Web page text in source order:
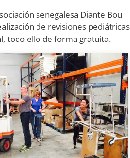
senegalesa Diante Bou
de revisiones pediátricas
todo ello de forma gratuita.